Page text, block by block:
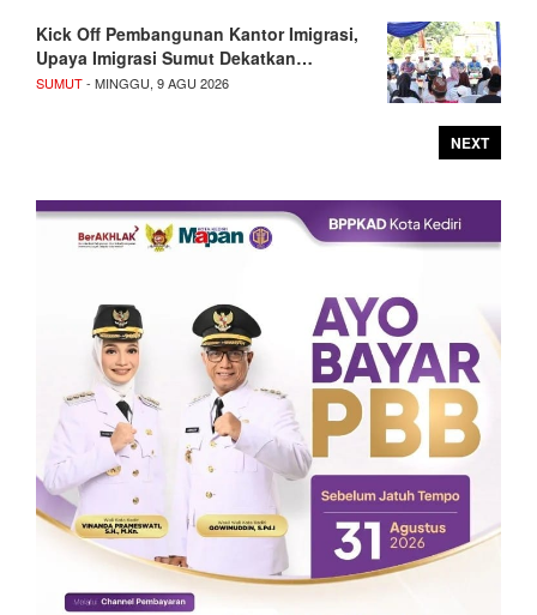
Kick Off Pembangunan Kantor Imigrasi,
Upaya Imigrasi Sumut Dekatkan…
SUMUT- MINGGU, 9 AGU 2026
NEXT